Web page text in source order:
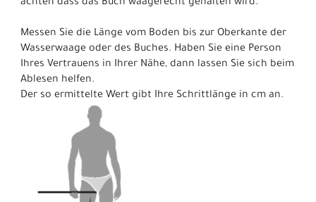
achten dass das Buch waagerecht gehalten wird.
Messen Sie die Länge vom Boden bis zur Oberkante der
Wasserwaage oder des Buches. Haben Sie eine Person
Ihres Vertrauens in Ihrer Nähe, dann lassen Sie sich beim
Ablesen helfen.
Der so ermittelte Wert gibt Ihre Schrittlänge in cm an.